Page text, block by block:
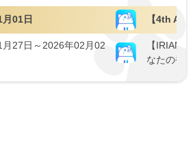
01日 【4th
月27日～2026年02月02
【
なたの香